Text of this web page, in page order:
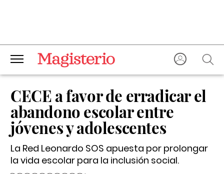
CECE a favor de erradicar el
abandono escolar entre
jóvenes y adolescentes
La Red Leonardo SOS apuesta por prolongar
la vida escolar para la inclusión social.